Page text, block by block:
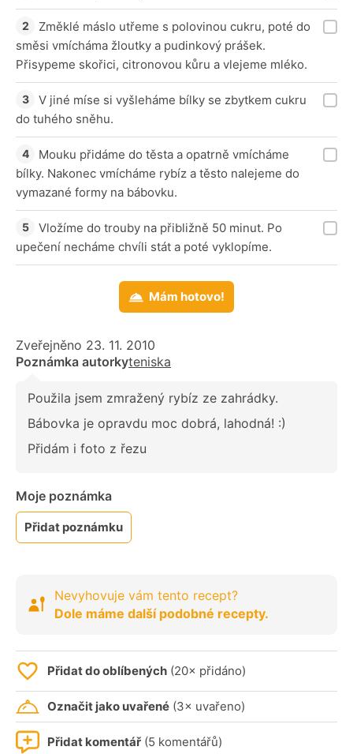
Změklé máslo utřeme s polovinou cukru, poté do
směsi vmícháma žloutky a pudinkový prášek.
Přisypeme skořici, citronovou kůru a vlejeme mléko.
V jiné míse si vyšleháme bílky se zbytkem cukru
do tuhého sněhu.
Mouku přidáme do těsta a opatrně vmícháme
bílky. Nakonec vmícháme rybíz a těsto nalejeme do
vymazané formy na bábovku.
Vložíme do trouby na přibližně 50 minut. Po
upečení necháme chvíli stát a poté vyklopíme.
Mám hotovo!
Zveřejněno 23. 11. 2010
Poznámka autorkyteniska
Použila jsem zmražený rybíz ze zahrádky.
Bábovka je opravdu moc dobrá, lahodná! :)
Přidám i foto z řezu
Moje poznámka
Přidat poznámku
Nevyhovuje vám tento recept?
Dole máme další podobné recepty.
Přidat do oblíbených (20× přidáno)
Označit jako uvařené (3× uvařeno)
Přidat komentář (5 komentářů)